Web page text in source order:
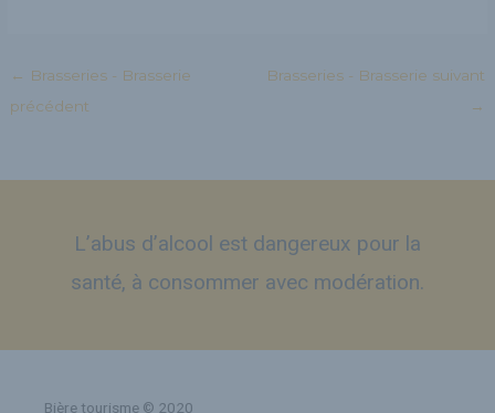
← Brasseries - Brasserie
précédent
Brasseries - Brasserie suivant
→
L’abus d’alcool est dangereux pour la
santé, à consommer avec modération.
Bière tourisme © 2020